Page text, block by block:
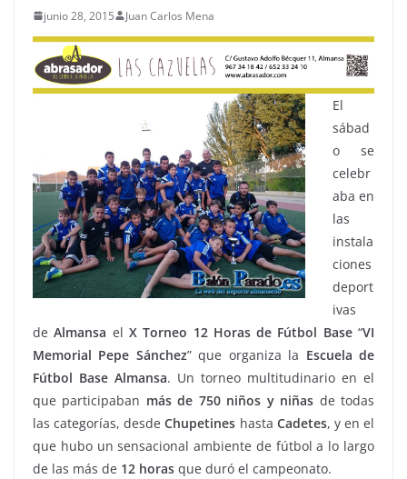
junio 28, 2015 Juan Carlos Mena
El
sábad
o se
celebr
aba en
las
instala
ciones
deport
ivas
deAlmansa el X Torneo 12 Horas de Fútbol Base“VI
Memorial Pepe Sánchez” que organiza la Escuela de
Fútbol Base Almansa. Un torneo multitudinario en el
que participaban más de 750 niños y niñas de todas
las categorías, desdeChupetines hasta Cadetes, y en el
que hubo un sensacional ambiente de fútbol a lo largo
de las más de 12 horas que duró el campeonato.